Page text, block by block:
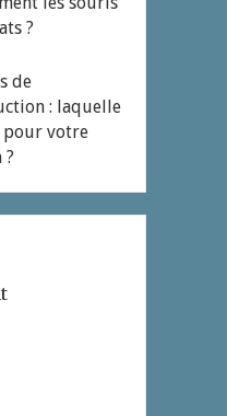
?
de
: laquelle
votre
?